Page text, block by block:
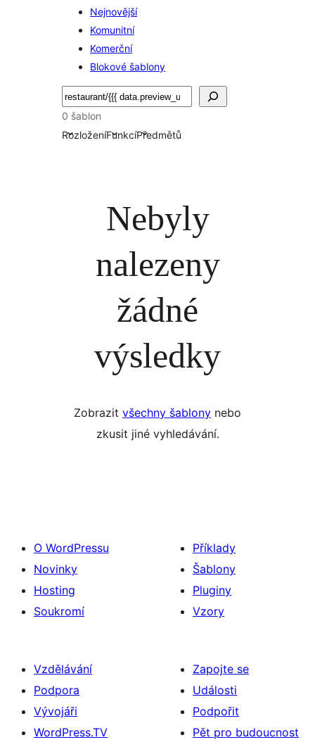
Nejnovější
Komunitní
Komerční
Blokové šablony
Hledat
0 šablon
RozloženíFunkcíPředmětů
Nebyly
nalezeny
žádné
výsledky
Zobrazit všechny šablony nebo
zkusit jiné vyhledávání.
O WordPressu
Novinky
Hosting
Soukromí
Příklady
Šablony
Pluginy
Vzory
Vzdělávání
Podpora
Vývojáři
WordPress.TV
Zapojte se
Události
Podpořit
Pět pro budoucnost